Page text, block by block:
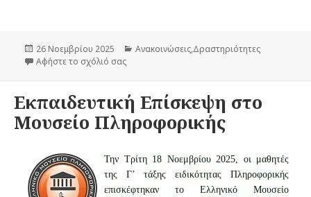
Δημοσιεύτηκε
την
26 Νοεμβρίου 2025 Κατηγορίες
Ανακοινώσεις,Δραστηριότητες
Αφήστε το σχόλιό σας
Εκπαιδευτική Επίσκεψη στο
Μουσείο Πληροφορικής
Την Τρίτη 18 Νοεμβρίου 2025, οι μαθητές
της Γ’ τάξης ειδικότητας Πληροφορικής
επισκέφτηκαν το Ελληνικό Μουσείο